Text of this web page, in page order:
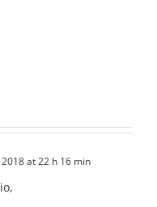
at 22 h 16 min